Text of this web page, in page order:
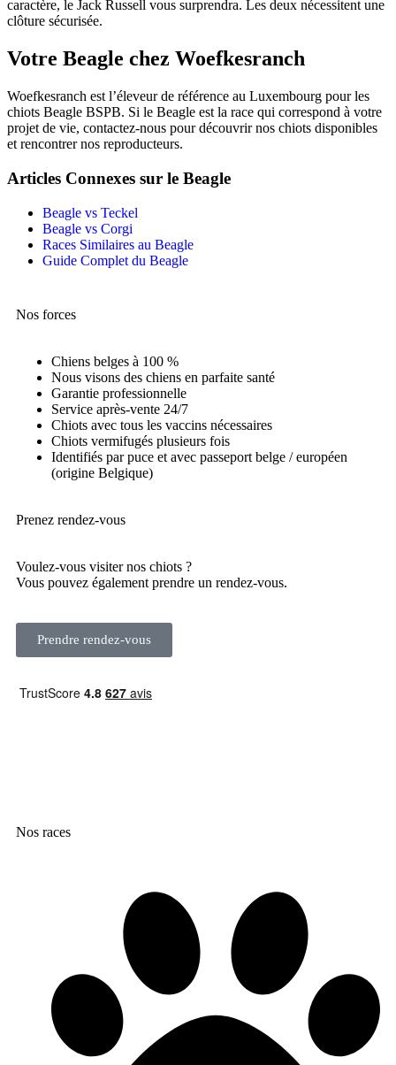
caractère, le Jack Russell vous surprendra. Les deux nécessitent une
clôture sécurisée.
Votre Beagle chez Woefkesranch
Woefkesranch est l’éleveur de référence au Luxembourg pour les
chiots Beagle BSPB. Si le Beagle est la race qui correspond à votre
projet de vie, contactez-nous pour découvrir nos chiots disponibles
et rencontrer nos reproducteurs.
Articles Connexes sur le Beagle
Beagle vs Teckel
Beagle vs Corgi
Races Similaires au Beagle
Guide Complet du Beagle
Nos forces
Chiens belges à 100 %
Nous visons des chiens en parfaite santé
Garantie professionnelle
Service après-vente 24/7
Chiots avec tous les vaccins nécessaires
Chiots vermifugés plusieurs fois
Identifiés par puce et avec passeport belge / européen
(origine Belgique)
Prenez rendez-vous
Voulez-vous visiter nos chiots ?
Vous pouvez également prendre un rendez-vous.
Prendre rendez-vous
Nos races